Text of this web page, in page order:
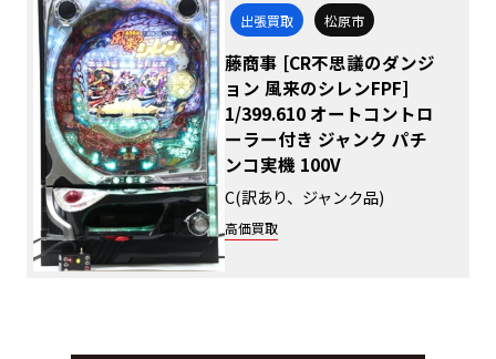
出張買取 松原市
藤商事 [CR不思議のダンジ
ョン 風来のシレンFPF]
1/399.610 オートコントロ
ーラー付き ジャンク パチ
ンコ実機 100V
C(訳あり、ジャンク品)
高価買取